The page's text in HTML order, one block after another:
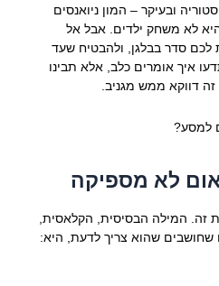
ובעיקר – המון ניואנסים
לא משחק ילדים. אבל אל
לכם סדר בבלגן, ולהבטיח שעד
איך אומרים כלב, אלא תבינו
דווקא ממש מגניב.
למסע?
לא מספיקה
זה. המילה הבסיסית, הקלאסית,
שחושבים שהוא צריך לדעת, היא: